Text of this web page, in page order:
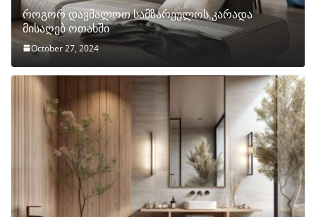
როგორ დავმალოთ სამზარეულოს კარადა
მისაღებ ოთახში
October 27, 2024